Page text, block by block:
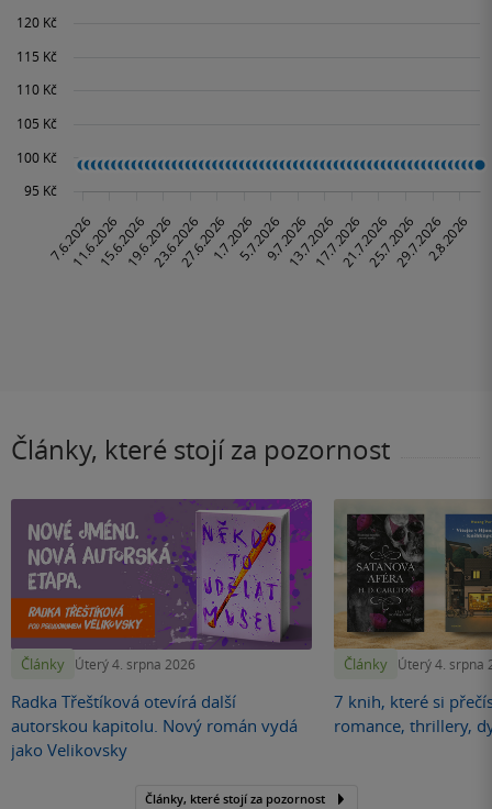
Články, které stojí za pozornost
Články Úterý 4. srpna 2026
Radka Třeštíková otevírá další
autorskou kapitolu. Nový román vydá
jako Velikovsky
Články Úterý 4. srpna
7 knih, které si
romance, thrillery,
Články, které stojí za pozornost